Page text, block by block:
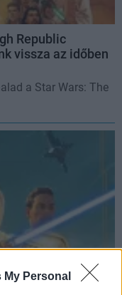
Personal
Republic
vissza az időben
a Star Wars: The